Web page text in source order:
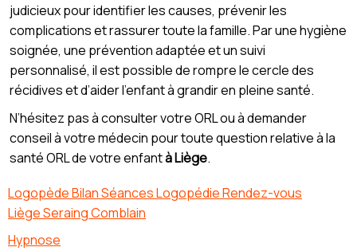
judicieux pour identifier les causes, prévenir les
complications et rassurer toute la famille. Par une hygiène
soignée, une prévention adaptée et un suivi
personnalisé, il est possible de rompre le cercle des
récidives et d’aider l’enfant à grandir en pleine santé.
N’hésitez pas à consulter votre ORL ou à demander
conseil à votre médecin pour toute question relative à la
santé ORL de votre enfantà Liège.
Logopède Bilan Séances Logopédie Rendez-vous
Liège Seraing Comblain
Hypnose